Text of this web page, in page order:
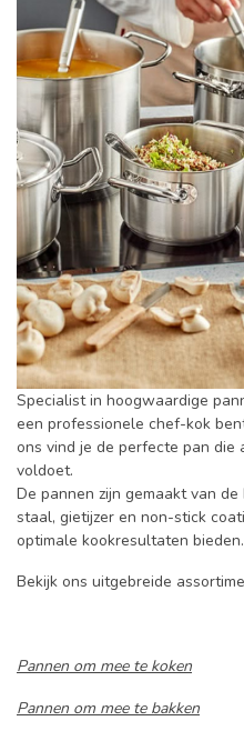
Specialist in hoogwaardige
een professionele chef-kok
ons vind je de perfecte pan
voldoet.
De pannen zijn gemaakt van
staal, gietijzer en non-stick
optimale kookresultaten bieden.
Bekijk ons uitgebreide
Pannen om mee te koken
Pannen om mee te bakken